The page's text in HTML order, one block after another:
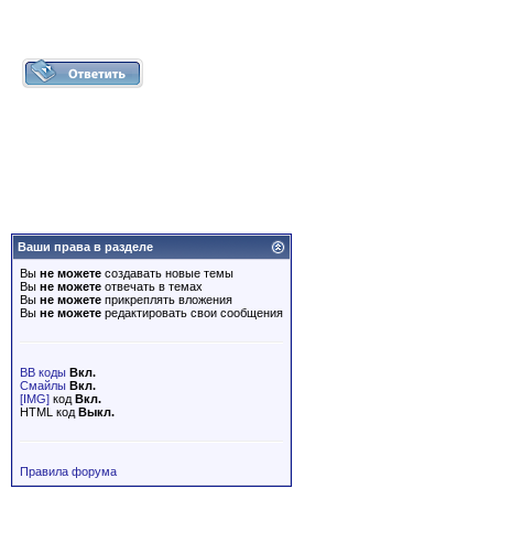
Ваши права в разделе
Вы не можете создавать новые темы
Вы не можете отвечать в темах
Вы не можете прикреплять вложения
Вы не можете редактировать свои сообщения
BB коды Вкл.
Смайлы Вкл.
[IMG] код Вкл.
HTML код Выкл.
Правила форума